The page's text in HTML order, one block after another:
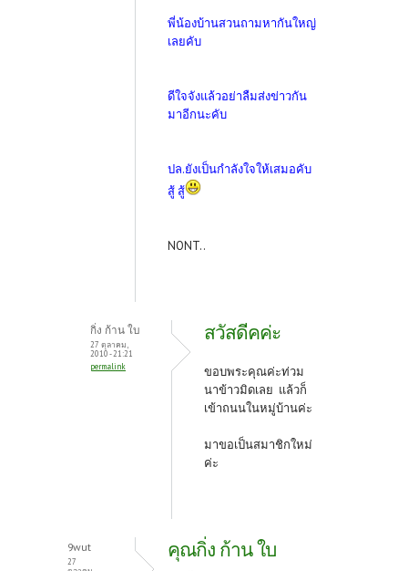
พี่น้องบ้านสวนถามหากันใหญ่
เลยคับ
ดีใจจังแล้วอย่าลืมส่งข่าวกัน
มาอีกนะคับ
ปล.ยังเป็นกำลังใจให้เสมอคับ
สู้ สู้
NONT..
กิ่ง ก้าน ใบ
27 ตุลาคม,
2010 - 21:21
permalink
สวัสดีคค่ะ
ขอบพระคุณค่ะท่วม
นาข้าวมิดเลย แล้วก็
เข้าถนนในหมู่บ้านค่ะ
มาขอเป็นสมาชิกใหม่
ค่ะ
9wut
27
คุณกิ่ง ก้าน ใบ